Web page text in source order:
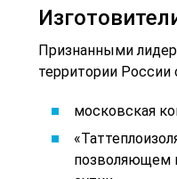
Признанными
территории России
московская
позволяющем